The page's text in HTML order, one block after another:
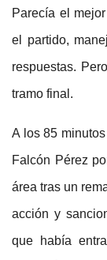
Parecía el
el partido,
respuestas.
tramo final.
A los 85
Falcón Pérez
área tras un
acción y
que había